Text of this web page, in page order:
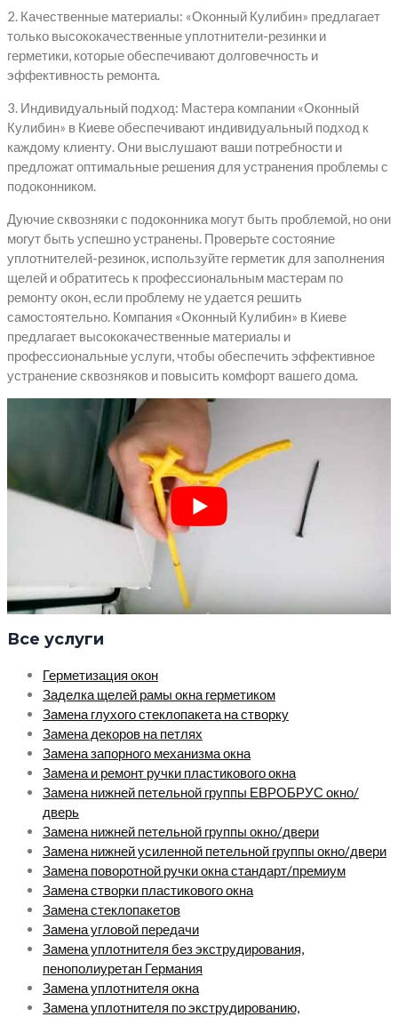
2. Качественные материалы: «Оконный Кулибин» предлагает
только высококачественные уплотнители-резинки и
герметики, которые обеспечивают долговечность и
эффективность ремонта.
3. Индивидуальный подход: Мастера компании «Оконный
Кулибин» в Киеве обеспечивают индивидуальный подход к
каждому клиенту. Они выслушают ваши потребности и
предложат оптимальные решения для устранения проблемы с
подоконником.
Дуючие сквозняки с подоконника могут быть проблемой, но они
могут быть успешно устранены. Проверьте состояние
уплотнителей-резинок, используйте герметик для заполнения
щелей и обратитесь к профессиональным мастерам по
ремонту окон, если проблему не удается решить
самостоятельно. Компания «Оконный Кулибин» в Киеве
предлагает высококачественные материалы и
профессиональные услуги, чтобы обеспечить эффективное
устранение сквозняков и повысить комфорт вашего дома.
Все услуги
Герметизация окон
Заделка щелей рамы окна герметиком
Замена глухого стеклопакета на створку
Замена декоров на петлях
Замена запорного механизма окна
Замена и ремонт ручки пластикового окна
Замена нижней петельной группы ЕВРОБРУС окно/
дверь
Замена нижней петельной группы окно/двери
Замена нижней усиленной петельной группы окно/двери
Замена поворотной ручки окна стандарт/премиум
Замена створки пластикового окна
Замена стеклопакетов
Замена угловой передачи
Замена уплотнителя без экструдирования,
пенополиуретан Германия
Замена уплотнителя окна
Замена уплотнителя по экструдированию,